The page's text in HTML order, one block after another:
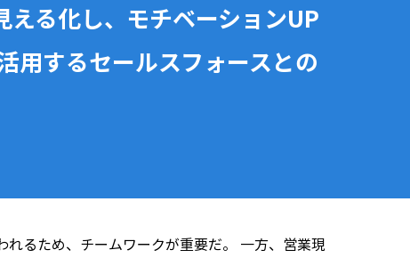
る化し、モチベーションUP
用するセールスフォースとの
るため、チームワークが重要だ。 一方、営業現